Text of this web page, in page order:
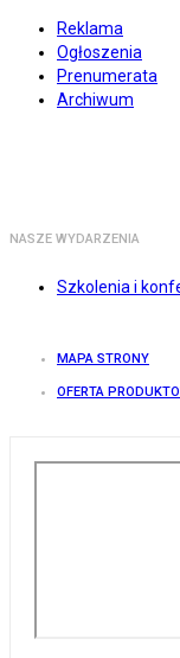
Reklama
Ogłoszenia
Prenumerata
Archiwum
NASZE WYDARZENIA
Szkolenia i
MAPA STRONY
OFERTA